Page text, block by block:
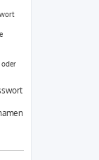
oder